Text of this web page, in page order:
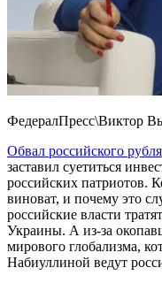
ФедералПресс\Виктор
Обвал российского рубля
заставил суетиться
российских патриотов.
виноват, и почему это
российские власти
Украины. А из-за
мирового глобализма,
Набиуллиной ведут